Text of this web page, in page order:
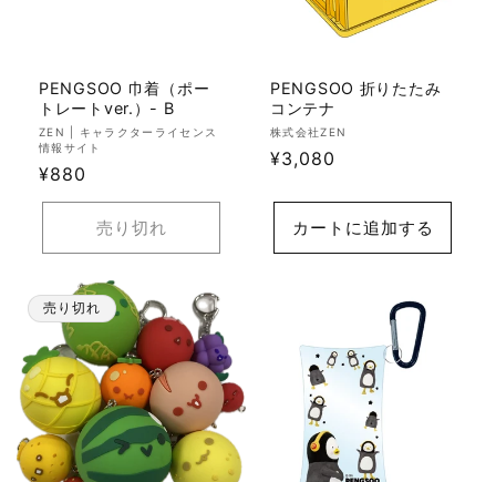
PENGSOO 巾着（ポー
トレートver.）- B
販
売
元:
ZEN | キャラクターライセンス
情報サイト
通
常
格
¥880
売り切れ
PENGSOO 折りたたみ
コンテナ
販
売
株式会社ZEN
通
¥3,080
カートに追加する
売り切れ